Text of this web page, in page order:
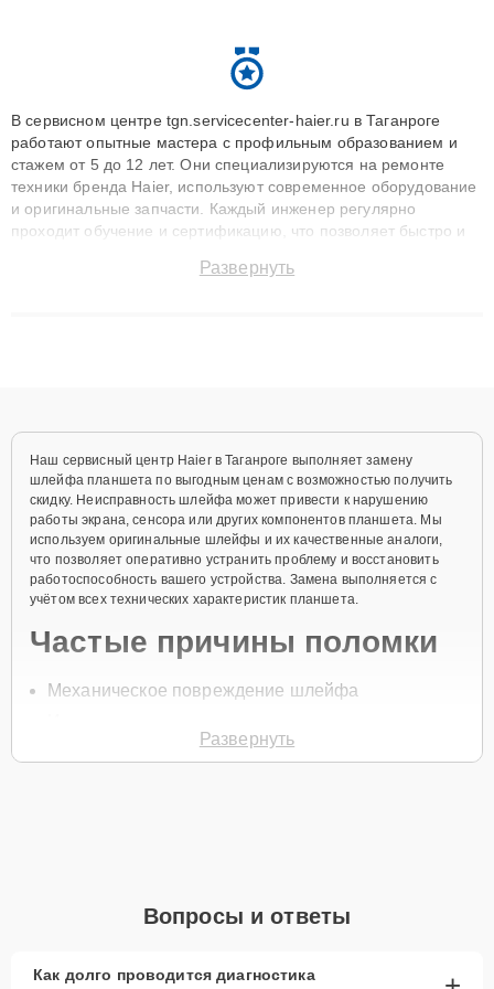
В сервисном центре tgn.servicecenter-haier.ru в Таганроге
работают опытные мастера с профильным образованием и
стажем от 5 до 12 лет. Они специализируются на ремонте
техники бренда Haier, используют современное оборудование
и оригинальные запчасти. Каждый инженер регулярно
проходит обучение и сертификацию, что позволяет быстро и
сохранением гарантии до 3 лет. Наши мастера решают
Развернуть
Наш сервисный центр Haier в Таганроге выполняет замену
шлейфа планшета по выгодным ценам с возможностью получить
скидку. Неисправность шлейфа может привести к нарушению
работы экрана, сенсора или других компонентов планшета. Мы
используем оригинальные шлейфы и их качественные аналоги,
что позволяет оперативно устранить проблему и восстановить
работоспособность вашего устройства. Замена выполняется с
учётом всех технических характеристик планшета.
Частые причины поломки
Механическое повреждение шлейфа
Неправильная эксплуатация устройства
диагностику и ремонт.
Развернуть
Вопросы и ответы
Как долго проводится диагностика